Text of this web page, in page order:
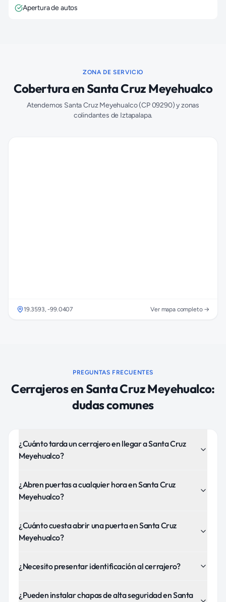
Apertura de autos
ZONA DE SERVICIO
Cobertura enSanta Cruz Meyehualco
Atendemos Santa Cruz Meyehualco(CP09290) y zonas
colindantes de Iztapalapa.
19.3593,-99.0407 Ver mapa completo →
PREGUNTAS FRECUENTES
CerrajerosenSanta Cruz Meyehualco:
dudas comunes
¿Cuánto tarda un cerrajero en llegar a Santa Cruz
Meyehualco?
¿Abren puertas a cualquier hora en Santa Cruz
Meyehualco?
¿Cuánto cuesta abrir una puerta en Santa Cruz
Meyehualco?
¿Necesito presentar identificación al cerrajero?
¿Pueden instalar chapas de alta seguridad en Santa